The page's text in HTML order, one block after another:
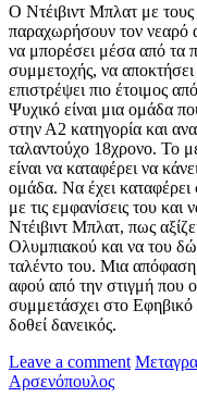
Ο Ντέιβιντ Μπλατ με
παραχωρήσουν τον νεαρό
να μπορέσει μέσα από τα
συμμετοχής, να αποκτήσει
επιστρέψει πιο έτοιμος
Ψυχικό είναι μια ομάδα
στην Α2 κατηγορία και
ταλαντούχο 18χρονο. Το
είναι να καταφέρει να
ομάδα. Να έχει καταφέρει
με τις εμφανίσεις του και
Ντέιβιντ Μπλατ, πως
Ολυμπιακού και να του
ταλέντο του. Μια απόφαση
αφού από την στιγμή που
συμμετάσχει στο
δοθεί δανεικός.
Leave a comment
Αρσενόπουλος